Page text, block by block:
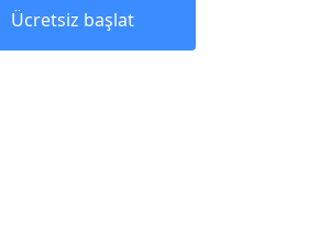
Ücretsiz başlat